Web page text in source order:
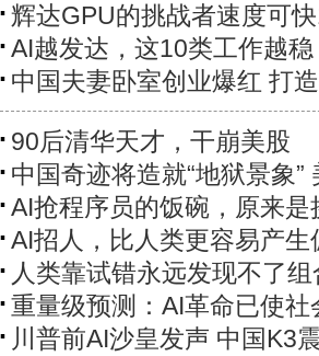
辉达GPU的挑战者速度可快
AI越发达，这10类工作越
中国夫妻卧室创业爆红 打
90后清华天才，干崩美股
中国奇迹将造就“地狱景象”
AI抢程序员的饭碗，原来是
AI招人，比人类更容易产生
人类靠试错永远发现不了
重量级预测：AI革命已使
川普前AI沙皇发声 中国K3